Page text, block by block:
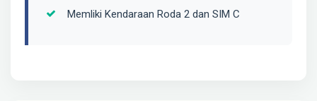
Memliki Kendaraan Roda 2 dan SIM C